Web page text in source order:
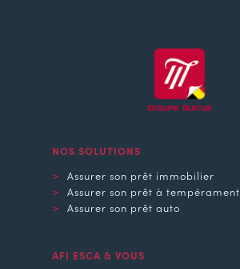
NOS SOLUTIONS
Assurer son prêt immobilier
Assurer son prêt à tempérament
Assurer son prêt auto
AFI ESCA & VOUS